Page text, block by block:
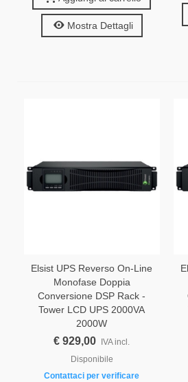
Mostra Dettagli
Elsist UPS Reverso On-Line
Monofase Doppia
Conversione DSP Rack -
Tower LCD UPS 2000VA
2000W
€ 929,00 IVA incl.
Disponibile
Contattaci per verificare